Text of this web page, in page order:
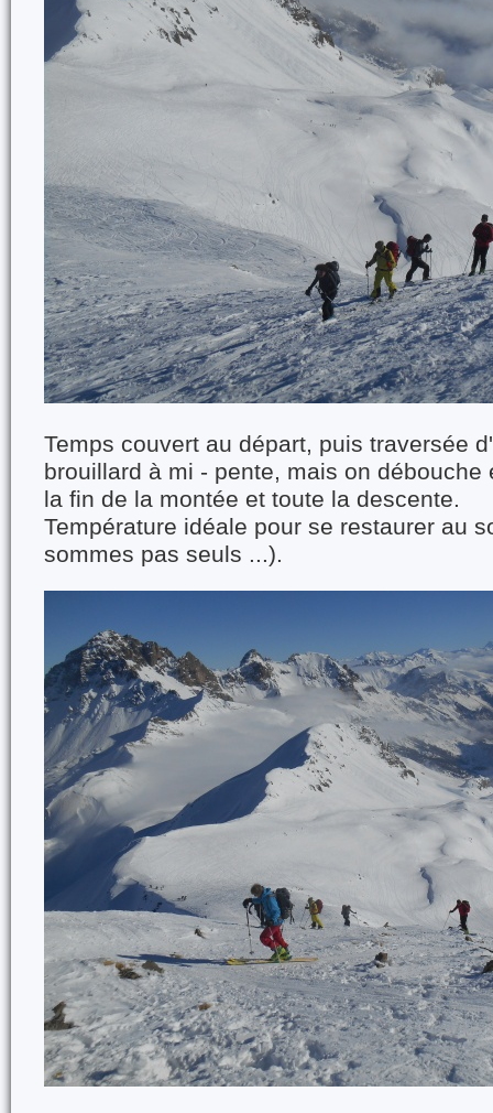
Temps couvert au départ, puis traversée
brouillard à mi - pente, mais on débouche
la fin de la montée et toute la descente.
Température idéale pour se restaurer au
sommes pas seuls ...).